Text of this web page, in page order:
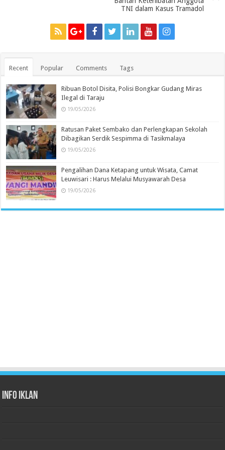
TNI dalam Kasus Tramadol
Recent Popular Comments Tags
Ribuan Botol Disita, Polisi Bongkar Gudang Miras
Ilegal di Taraju
19/05/2026
Ratusan Paket Sembako dan Perlengkapan Sekolah
Dibagikan Serdik Sespimma di Tasikmalaya
19/05/2026
Pengalihan Dana Ketapang untuk Wisata, Camat
Leuwisari : Harus Melalui Musyawarah Desa
19/05/2026
Info Iklan